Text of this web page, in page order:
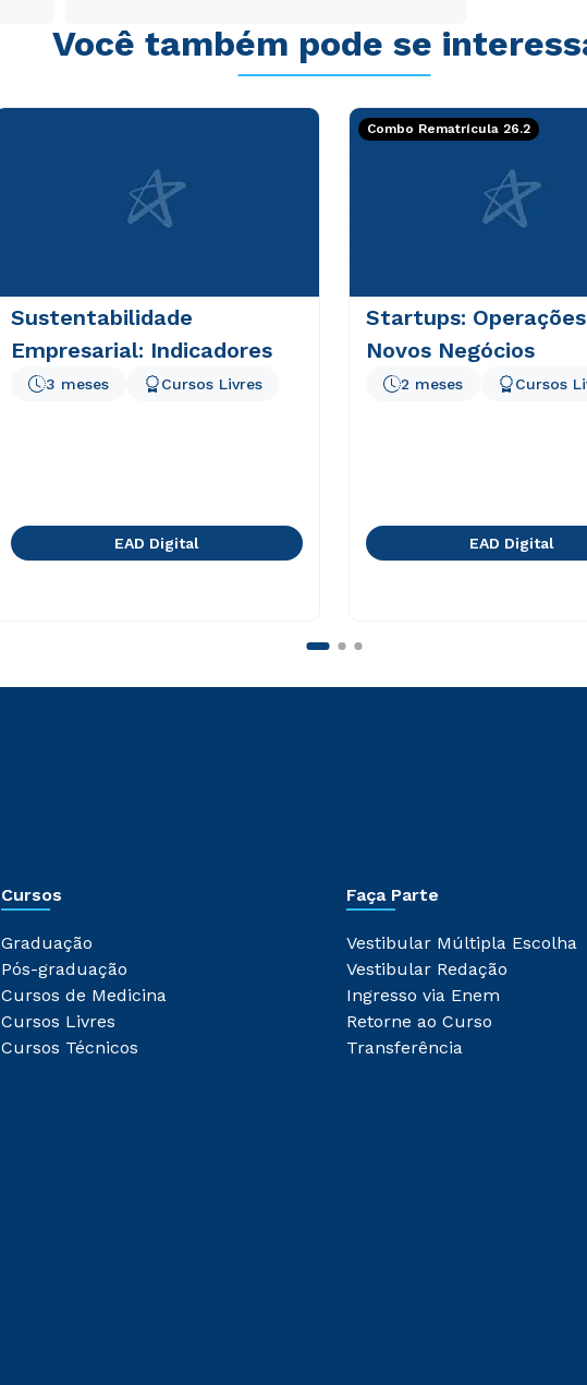
Você também pode se
Sustentabilidade
Empresarial: Indicadores
3 meses Cursos Livres
EAD Digital
Combo Rematrícula 26.2
Startups:
Novos Negócios
2 meses Cursos
EAD Digital
Cursos
Graduação
Pós-graduação
Cursos de Medicina
Cursos Livres
Cursos Técnicos
Faça Parte
Vestibular Múltipla Escolha
Vestibular Redação
Ingresso via Enem
Retorne ao Curso
Transferência